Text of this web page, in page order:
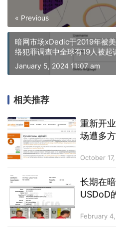
« Previous
暗网市场xDedic于2019年被
络犯罪调查中全球有19人被起
January 5, 2024 11:07 am
相关推荐
重新开
场遭多
October
长期在
USDoD
February